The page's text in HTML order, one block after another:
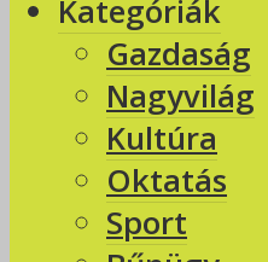
Kategóriák
Gazdaság
Nagyvilág
Kultúra
Oktatás
Sport